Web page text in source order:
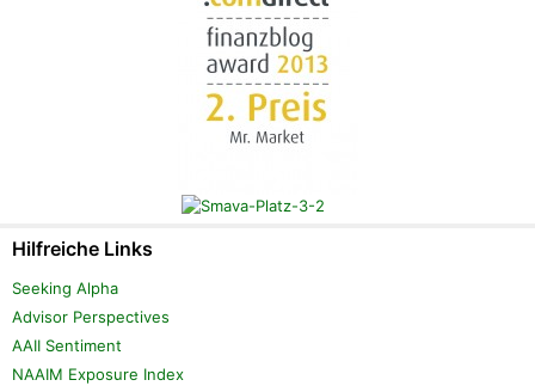
Hilfreiche Links
Seeking Alpha
Advisor Perspectives
AAII Sentiment
NAAIM Exposure Index